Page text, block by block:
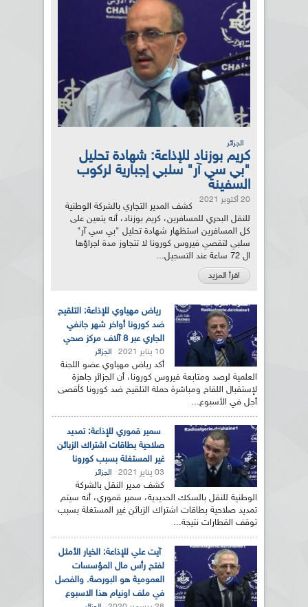
الجزائر
كريم بوزناد للإذاعة: شهادة تحليل
"بي سي آر" سلبي إجبارية لركوب
السفينة
20 أكتوبر 2021
كشف المدير التجاري بالشركة الوطنية
للنقل البحري للمسافرين، كريم بوزناد، أنه يتعين على
كل المسافرين استظهار شهادة تحليل "بي سي آر"
سلبي لتقصي فيروس كورونا لا تتجاوز مدة اجراؤها
ال 72 ساعة عند التسجيل...
اقرأ المزيد
رياض مهياوي للإذاعة: التلقيح
ضد كورونا أواخر شهر جانفي
الجاري عبر 8 آلاف مركز صحي
10 يناير 2021 الجزائر
أكد رياض مهياوي عضو اللجنة
العلمية لرصد ومتابعة فيروس كورونا، أن الجزائر جاهزة
لإستقبال اللقاح ومباشرة حملة التلقيح ضد كورونا كأقصى
أجل في الأسبوع...
سمير قموري للإذاعة: تمديد
صلاحية بطاقات اشتراك الزبائن
غير المستغلة بسبب كورونا
03 يناير 2021 الجزائر
كشف مدير النقل بالشركة
الوطنية للنقل بالسكك الحديدية، سمير قموري، أنه سيتم
تمديد صلاحية بطاقات اشتراك الزبائن غير المستغلة بسبب
توقف القطارات نتيجة...
آيت علي للإذاعة: الخيار الأمثل
لفتح رأس مال المؤسسات
العمومية هو البورصة. والفصل
في ملف اونيام هذا الاسبوع